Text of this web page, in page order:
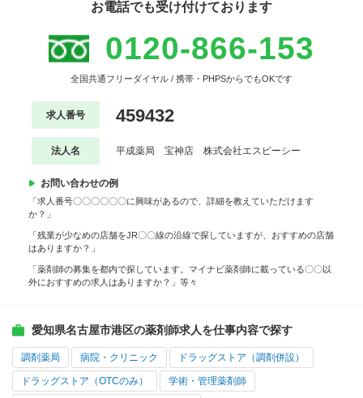
お電話でも受け付けております
0120-866-153
全国共通フリーダイヤル / 携帯・PHPSからでもOKです
求人番号 459432
法人名 平成薬局 宝神店 株式会社エスピーシー
お問い合わせの例
「求人番号〇〇〇〇〇〇に興味があるので、詳細を教えていただけます
か？」
「残業が少なめの店舗をJR〇〇線の沿線で探していますが、おすすめの店舗
はありますか？」
「薬剤師の募集を都内で探しています。マイナビ薬剤師に載っている〇〇以
外におすすめの求人はありますか？」等々
愛知県名古屋市港区の薬剤師求人を仕事内容で探す
調剤薬局 病院・クリニック ドラッグストア（調剤併設）
ドラッグストア（OTCのみ） 学術・管理薬剤師